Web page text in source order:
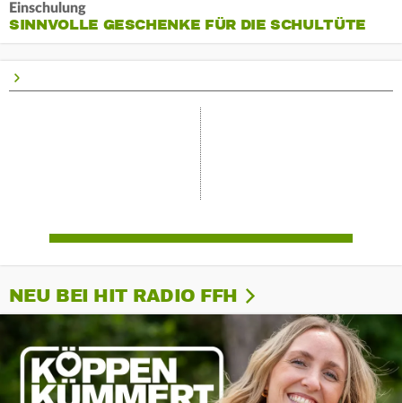
Einschulung
SINNVOLLE GESCHENKE FÜR DIE SCHULTÜTE
NEU BEI HIT RADIO FFH